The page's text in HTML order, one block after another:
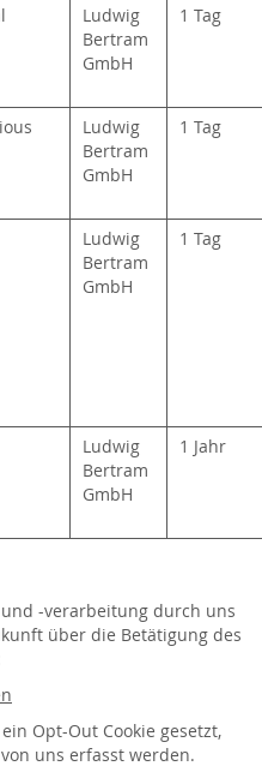
Ludwig
Bertram
GmbH
1 Tag
Ludwig
Bertram
GmbH
1 Tag
Ludwig
Bertram
GmbH
1 Tag
Ludwig
Bertram
GmbH
1 Jahr
-verarbeitung durch uns
über die Betätigung des
Opt-Out Cookie gesetzt,
uns erfasst werden.